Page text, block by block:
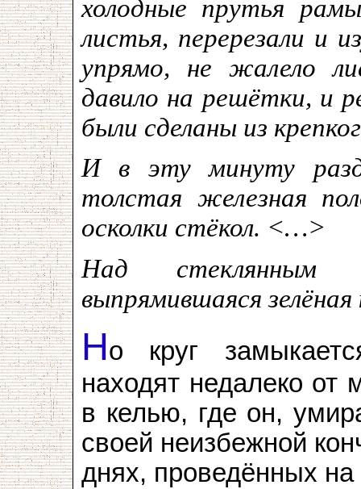
холодные прутья
листья, перерезали и
упрямо, не жалело
давило на решётки, и
были сделаны из
И в эту минуту
толстая железная
осколки стёкол. <…>
Над стеклянным
выпрямившаяся
Но круг
находят недалеко от
в келью, где он,
своей неизбежной
днях, проведённых на